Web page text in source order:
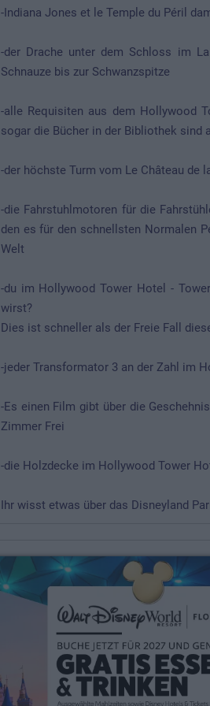
-Indiana Jones et le Temple du Péril
-der Drache unter dem Schloss im
Schnauze bis zur Schwanzspitze
-alle Requisiten aus dem Hollywood
sogar die Bücher in der Bibliothek sind
-der höchste Turm vom Le Château de
-die Fahrstuhlmotoren für die
den es für den schnellsten Normalen
Welt
-du im Hollywood Tower Hotel -
wirst?
Dies ist schneller als der Freie Fall
-jeder Transformator 3 an der Zahl im
-Es einen Film gibt über die
Zimmer Frei
-die Holzdecke im Hollywood Tower
Ihr wisst etwas über das Disneyland